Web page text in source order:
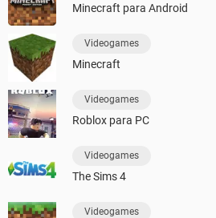
Minecraft para Android
Videogames
Minecraft
Videogames
Roblox para PC
Videogames
The Sims 4
Videogames